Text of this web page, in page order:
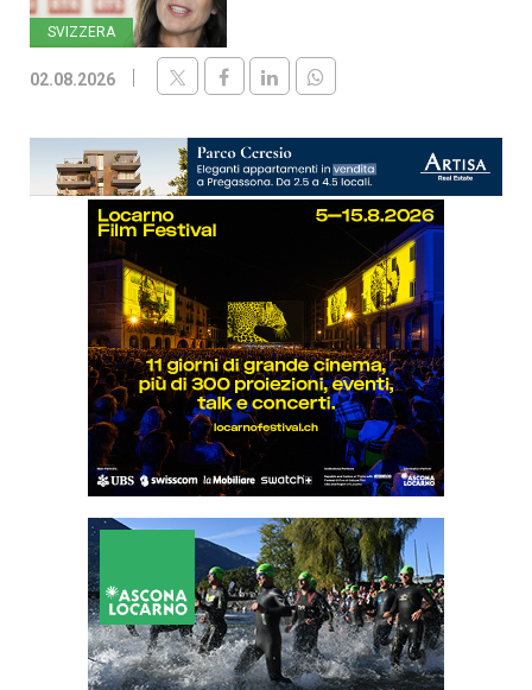
SVIZZERA
02.08.2026